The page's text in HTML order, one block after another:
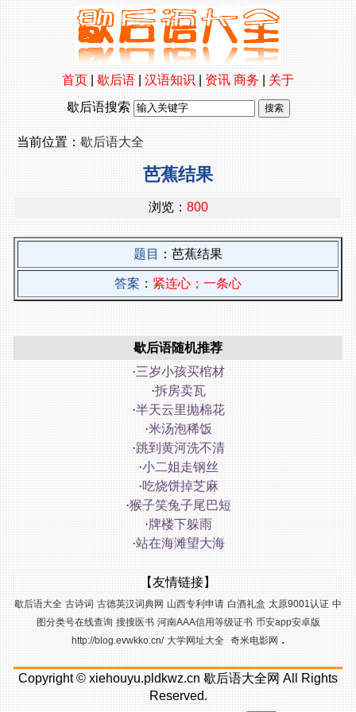
首页|歇后语|汉语知识|资讯 商务|关于
歇后语搜索
当前位置：歇后语大全
芭蕉结果
浏览： 800
题目 ：芭蕉结果
答案 ： 紧连心；一条心
歇后语随机推荐
·三岁小孩买棺材
·拆房卖瓦
·半天云里抛棉花
·米汤泡稀饭
·跳到黄河洗不清
·小二姐走钢丝
·吃烧饼掉芝麻
·猴子笑兔子尾巴短
·牌楼下躲雨
·站在海滩望大海
【友情链接】
歇后语大全 古诗词 古德英汉词典网 山西专利申请 白酒礼盒 太原9001认证 中
图分类号在线查询 搜搜医书 河南AAA信用等级证书 币安app安卓版
http://blog.evwkko.cn/ 大学网址大全 奇米电影网.
Copyright ©xiehouyu.pldkwz.cn 歇后语大全网All Rights
Reserved.